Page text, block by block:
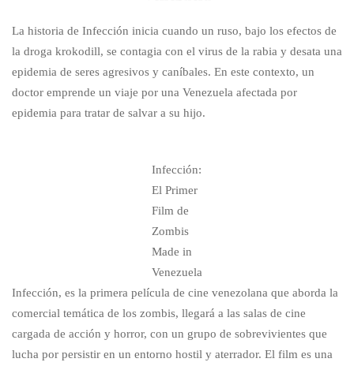
La historia de Infección inicia cuando un ruso, bajo los efectos de
la droga krokodill, se contagia con el virus de la rabia y desata una
epidemia de seres agresivos y caníbales. En este contexto, un
doctor emprende un viaje por una Venezuela afectada por
epidemia para tratar de salvar a su hijo.
Infección:
El Primer
Film de
Zombis
Made in
Venezuela
Infección, es la primera película de cine venezolana que aborda la
comercial temática de los zombis, llegará a las salas de cine
cargada de acción y horror, con un grupo de sobrevivientes que
lucha por persistir en un entorno hostil y aterrador. El film es una